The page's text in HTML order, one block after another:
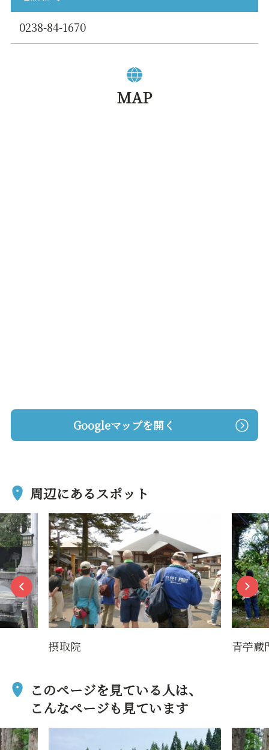
0238-84-1670
MAP
Googleマップを開く
周辺にあるスポット
摂取院 青苧蔵
このページを見ている人は、
こんなページも見ています